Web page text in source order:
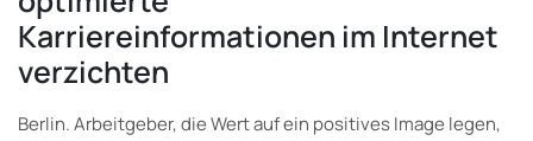
Karriereinformationen im Internet
verzichten
Berlin. Arbeitgeber, die Wert auf ein positives Image legen,